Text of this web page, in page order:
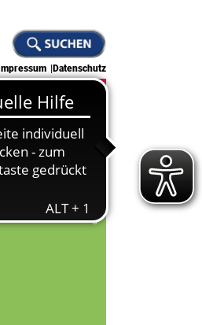
Impressum Datenschutz
Zu den News
Zur Abteilung